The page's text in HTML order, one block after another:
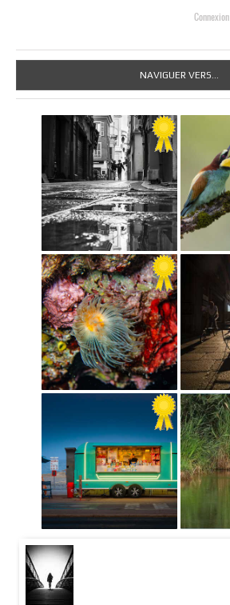
Connexion
NAVIGUER VERS...